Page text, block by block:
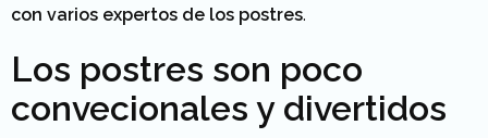
con varios expertos de los postres.
Los postres son poco
convecionales y divertidos